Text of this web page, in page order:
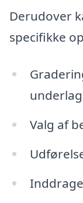
Derudover
specifikke
underlag
Valg af